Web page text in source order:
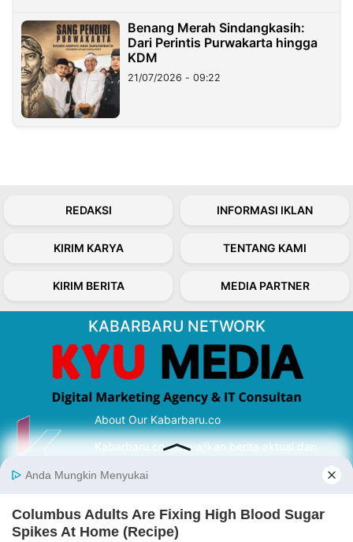
Benang Merah Sindangkasih:
Dari Perintis Purwakarta hingga
KDM
21/07/2026 - 09:22
REDAKSI INFORMASI IKLAN
KIRIM KARYA TENTANG KAMI
KIRIM BERITA MEDIA PARTNER
KABARBARU NETWORK
About Our Kabarbaru.co
Kabarbaru.co menyajikan berita aktual dan
serta terverifikasi dari sumber yang tepat.
Follow Kabarbaru